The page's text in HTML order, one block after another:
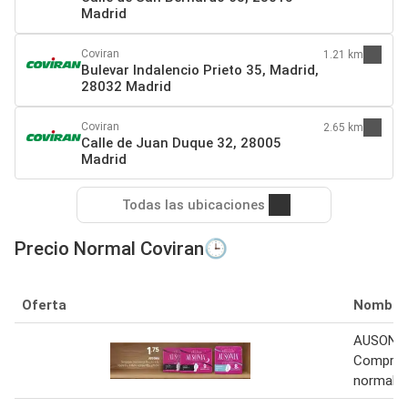
Madrid
Coviran
Bulevar Indalencio Prieto 35, Madrid,
28032 Madrid
1.21 km
Coviran
Calle de Juan Duque 32, 28005
Madrid
2.65 km
Todas las ubicaciones
Precio Normal Coviran🕒
Oferta Nombre
normal